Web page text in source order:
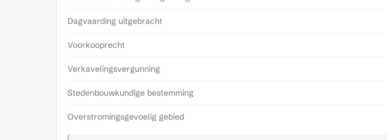
Dagvaarding uitgebracht
Voorkooprecht
Verkavelingsvergunning
Stedenbouwkundige bestemming
Overstromingsgevoelig gebied